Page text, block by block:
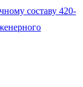
составу 420-